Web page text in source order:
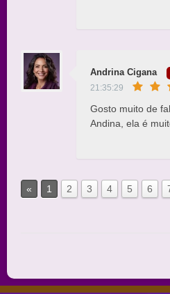
Andrina Cigana
21:35:29
Gosto muito de
Andina, ela é
« 1 2 3 4 5 6